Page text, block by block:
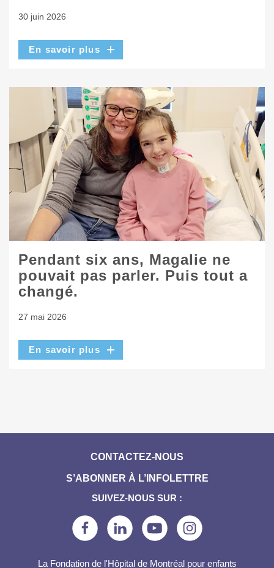
30 juin 2026
En savoir plus
Pendant six ans, Magalie ne
pouvait pas parler. Puis tout a
changé.
27 mai 2026
En savoir plus
CONTACTEZ-NOUS
S’ABONNER À L’INFOLETTRE
SUIVEZ-NOUS SUR :
La Fondation de l'Hôpital de Montréal pour enfants